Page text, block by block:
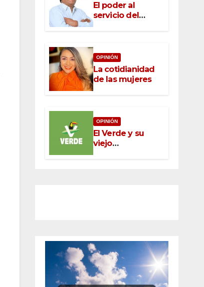
El poder al
servicio del
pueblo: la nueva
México
OPINIÓN
La cotidianidad
de las mujeres
OPINIÓN
El Verde y su
viejo
oportunismo